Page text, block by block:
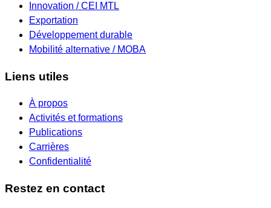
Innovation / CEI MTL
Exportation
Développement durable
Mobilité alternative / MOBA
Liens utiles
À propos
Activités et formations
Publications
Carrières
Confidentialité
Restez en contact